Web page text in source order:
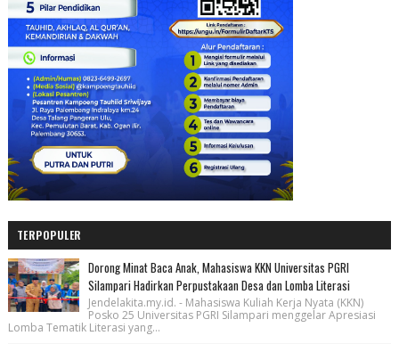
TERPOPULER
Dorong Minat Baca Anak, Mahasiswa KKN Universitas PGRI
Silampari Hadirkan Perpustakaan Desa dan Lomba Literasi
Jendelakita.my.id. - Mahasiswa Kuliah Kerja Nyata (KKN)
Posko 25 Universitas PGRI Silampari menggelar Apresiasi
Lomba Tematik Literasi yang...